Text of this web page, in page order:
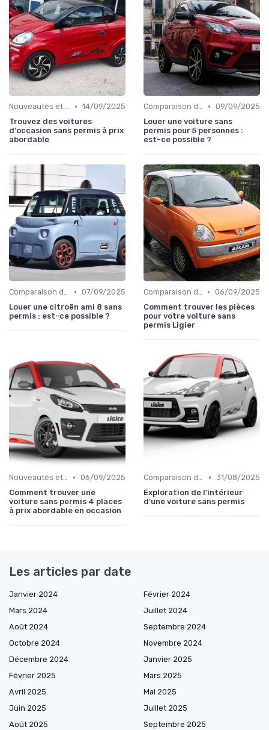
Nouveautés et Tendances • 14/09/2025
Trouvez des voitures
d'occasion sans permis à prix
abordable
Comparaison des Modèles • 09/09/2025
Louer une voiture sans
permis pour 5 personnes :
est-ce possible ?
Comparaison des Modèles • 07/09/2025
Louer une citroën ami 8 sans
permis : est-ce possible ?
Comparaison des Modèles • 06/09/2025
Comment trouver les pièces
pour votre voiture sans
permis Ligier
Nouveautés et Tendances • 06/09/2025
Comment trouver une
voiture sans permis 4 places
à prix abordable en occasion
Comparaison des Modèles • 31/08/2025
Exploration de l'intérieur
d'une voiture sans permis
Les articles par date
Janvier 2024
Février 2024
Mars 2024
Juillet 2024
Août 2024
Septembre 2024
Octobre 2024
Novembre 2024
Décembre 2024
Janvier 2025
Février 2025
Mars 2025
Avril 2025
Mai 2025
Juin 2025
Juillet 2025
Août 2025
Septembre 2025